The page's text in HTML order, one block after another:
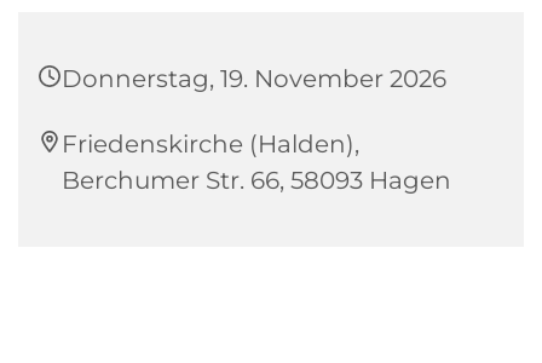
Donnerstag, 19. November 2026
Friedenskirche (Halden),
Berchumer Str. 66, 58093 Hagen